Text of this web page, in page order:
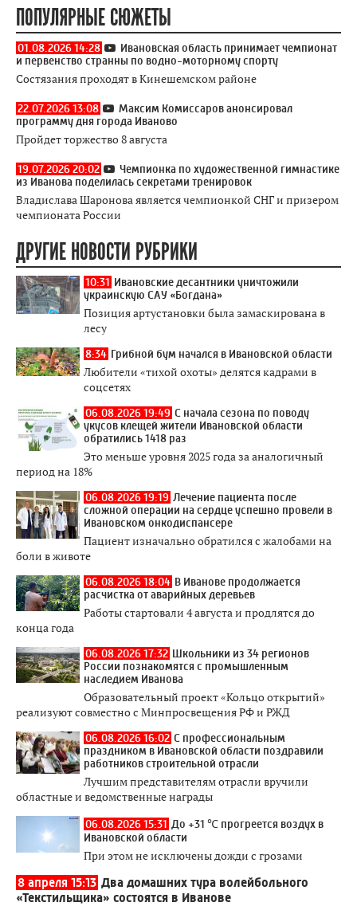
ПОПУЛЯРНЫЕ СЮЖЕТЫ
01.08.2026 14:28
Ивановская область принимает чемпионат
и первенство странны по водно-моторному спорту
Состязания проходят в Кинешемском районе
22.07.2026 13:08
Максим Комиссаров анонсировал
программу дня города Иваново
Пройдет торжество 8 августа
19.07.2026 20:02
Чемпионка по художественной гимнастике
из Иванова поделилась секретами тренировок
Владислава Шаронова является чемпионкой СНГ и призером
чемпионата России
ДРУГИЕ НОВОСТИ РУБРИКИ
10:31 Ивановские десантники уничтожили
украинскую САУ «Богдана»
Позиция артустановки была замаскирована в
лесу
8:34 Грибной бум начался в Ивановской области
Любители «тихой охоты» делятся кадрами в
соцсетях
06.08.2026 19:49 С начала сезона по поводу
укусов клещей жители Ивановской области
обратились 1418 раз
Это меньше уровня 2025 года за аналогичный
период на 18%
06.08.2026 19:19 Лечение пациента после
сложной операции на сердце успешно провели в
Ивановском онкодиспансере
Пациент изначально обратился с жалобами на
боли в животе
06.08.2026 18:04 В Иванове продолжается
расчистка от аварийных деревьев
Работы стартовали 4 августа и продлятся до
конца года
06.08.2026 17:32 Школьники из 34 регионов
России познакомятся с промышленным
наследием Иванова
Образовательный проект «Кольцо открытий»
реализуют совместно с Минпросвещения РФ и РЖД
06.08.2026 16:02 С профессиональным
праздником в Ивановской области поздравили
работников строительной отрасли
Лучшим представителям отрасли вручили
областные и ведомственные награды
06.08.2026 15:31 До +31 ℃ прогреется воздух в
Ивановской области
При этом не исключены дожди с грозами
8 апреля 15:13 Два домашних тура волейбольного
«Текстильщика» состоятся в Иванове